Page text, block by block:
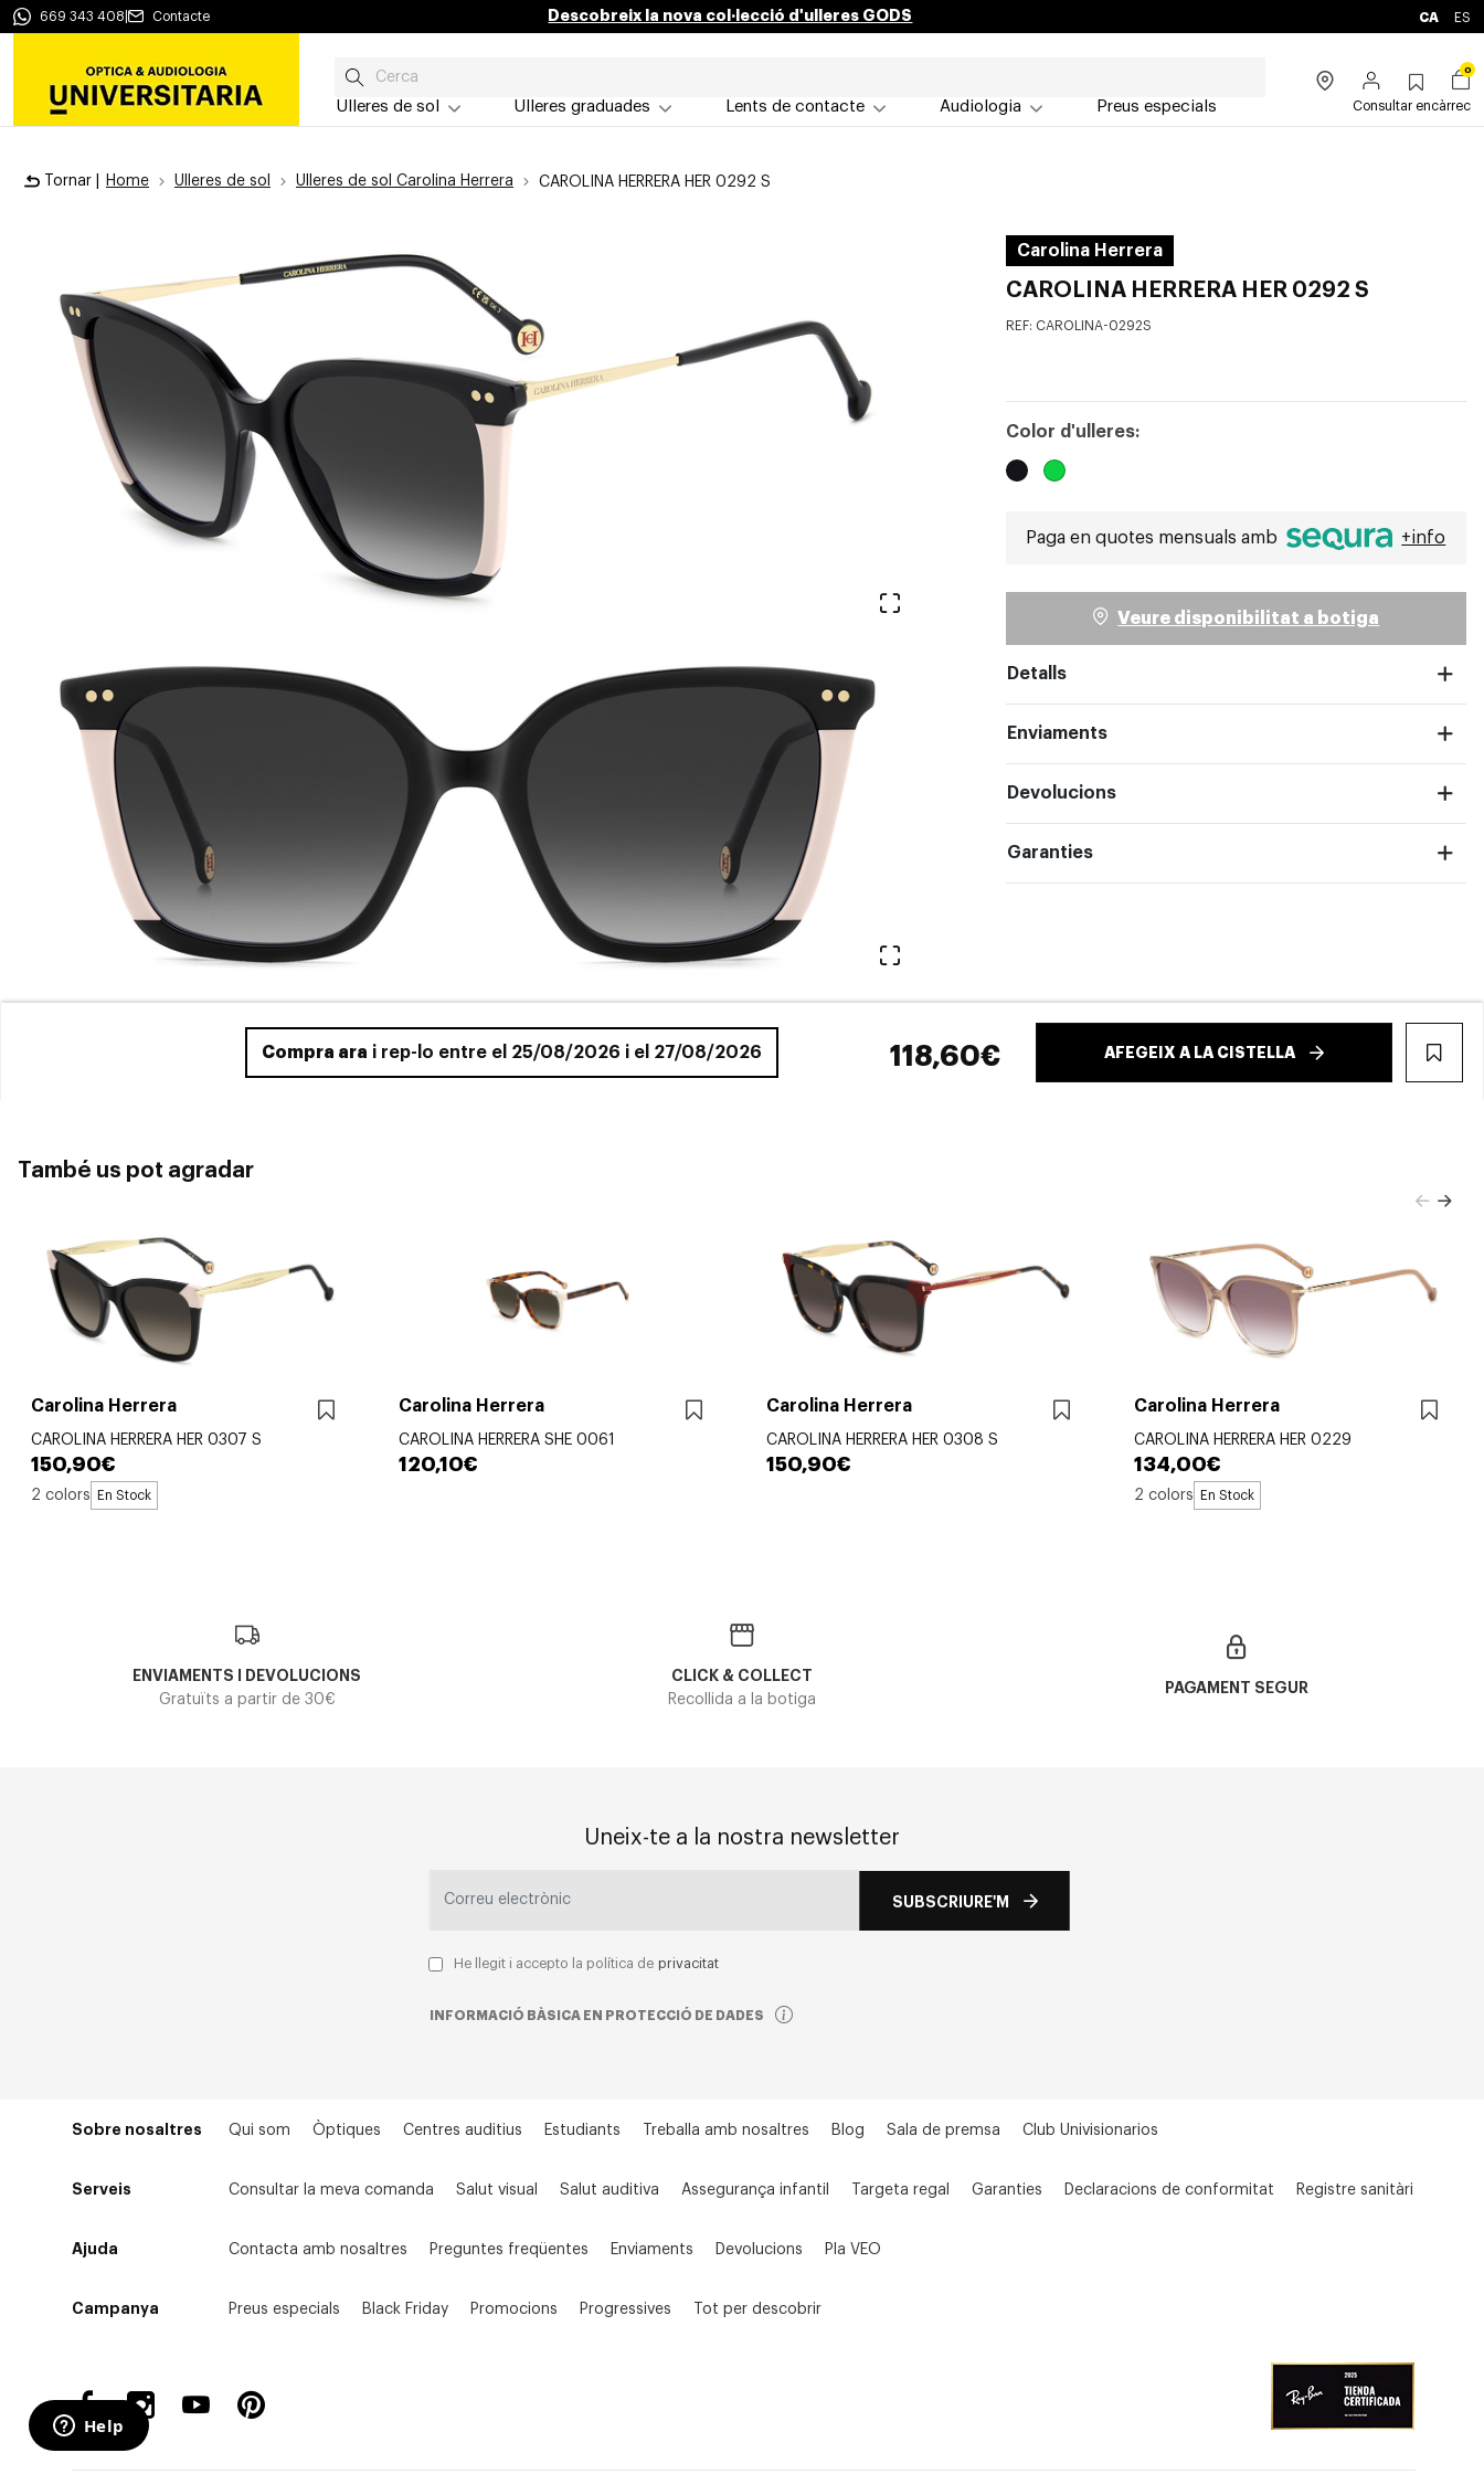
669 343 408 Contacte Descobreix la nova col·lecció d'ulleres GODS CA ES
Ulleres de sol Ulleres graduades Lents de contacte Audiologia Preus especials
0
Consultar encàrrec
Tornar | Home Ulleres de sol Ulleres de sol Carolina Herrera CAROLINA HERRERA HER 0292 S
Veure en pantalla completa
Veure en pantalla completa
Carolina Herrera
CAROLINA HERRERA HER 0292 S
REF: CAROLINA-0292S
Color d'ulleres:
Paga en quotes mensuals amb +info
Veure disponibilitat a botiga
Detalls
Enviaments
Devolucions
Garanties
Compra ara i rep-lo entre el 25/08/2026 i el 27/08/2026 118,60€ AFEGEIX A LA CISTELLA
També us pot agradar
Carolina Herrera
CAROLINA HERRERA HER 0307 S
150,90€
2 colors En Stock
Carolina Herrera
CAROLINA HERRERA SHE 0061
120,10€
Carolina Herrera
CAROLINA HERRERA HER 0308 S
150,90€
Carolina Herrera
CAROLINA HERRERA HER 0229
134,00€
2 colors En Stock
ENVIAMENTS I DEVOLUCIONS
Gratuïts a partir de 30€
CLICK & COLLECT
Recollida a la botiga
PAGAMENT SEGUR
Uneix-te a la nostra newsletter
SUBSCRIURE'M
He llegit i accepto la política de privacitat
INFORMACIÓ BÀSICA EN PROTECCIÓ DE DADES
Sobre nosaltres Qui som Òptiques Centres auditius Estudiants Treballa amb nosaltres Blog Sala de premsa Club Univisionarios
Serveis Consultar la meva comanda Salut visual Salut auditiva Assegurança infantil Targeta regal Garanties Declaracions de conformitat Registre sanitàri
Ajuda Contacta amb nosaltres Preguntes freqüentes Enviaments Devolucions Pla VEO
Campanya Preus especials Black Friday Promocions Progressives Tot per descobrir